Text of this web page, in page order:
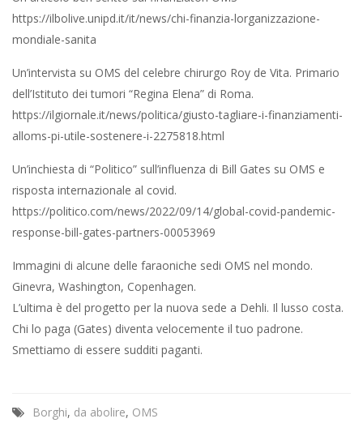
https://ilbolive.unipd.it/it/news/chi-finanzia-lorganizzazione-
mondiale-sanita
Un’intervista su OMS del celebre chirurgo Roy de Vita. Primario
dell’Istituto dei tumori “Regina Elena” di Roma.
https://ilgiornale.it/news/politica/giusto-tagliare-i-finanziamenti-
alloms-pi-utile-sostenere-i-2275818.html
Un’inchiesta di “Politico” sull’influenza di Bill Gates su OMS e
risposta internazionale al covid.
https://politico.com/news/2022/09/14/global-covid-pandemic-
response-bill-gates-partners-00053969
Immagini di alcune delle faraoniche sedi OMS nel mondo.
Ginevra, Washington, Copenhagen.
L’ultima è del progetto per la nuova sede a Dehli. Il lusso costa.
Chi lo paga (Gates) diventa velocemente il tuo padrone.
Smettiamo di essere sudditi paganti.
Borghi, da abolire, OMS